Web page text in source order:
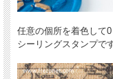
任意の個所を着色して
シーリングスタンプです